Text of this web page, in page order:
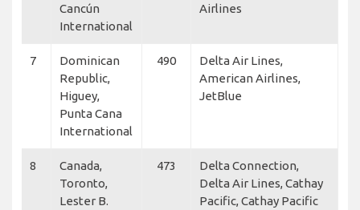
Cancún
International
Airlines
7
Dominican
Republic,
Higuey,
Punta Cana
International
490
Delta Air Lines,
American Airlines,
JetBlue
8
Canada,
Toronto,
Lester B.
473
Delta Connection,
Delta Air Lines, Cathay
Pacific, Cathay Pacific